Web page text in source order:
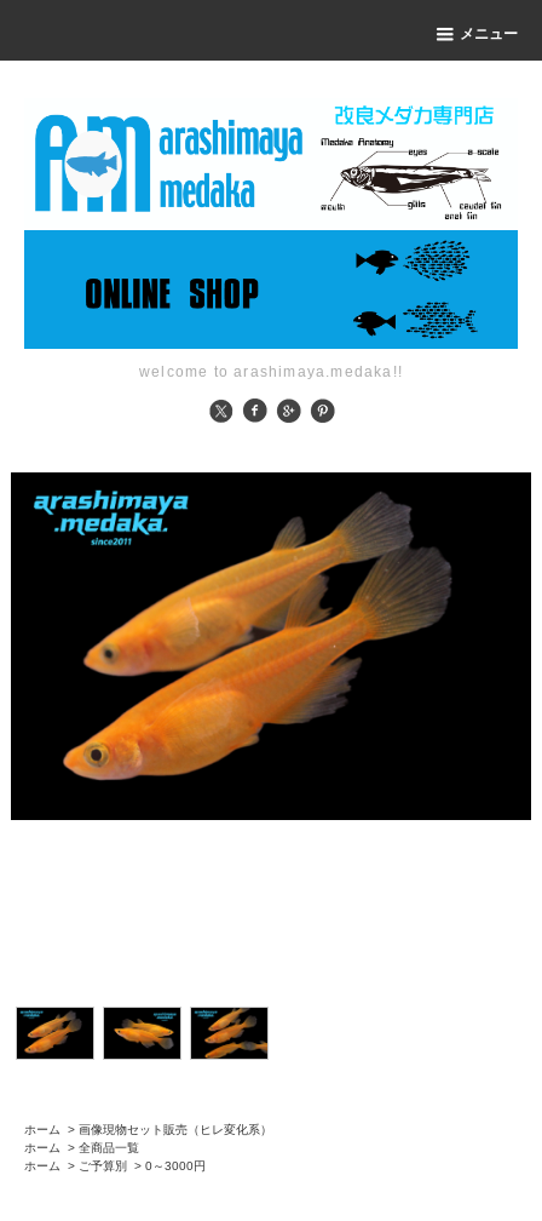
メニュー
welcome to arashimaya.medaka!!
ホーム > 画像現物セット販売（ヒレ変化系）
ホーム
> 全商品一覧
ホーム
> ご予算別 > 0～3000円